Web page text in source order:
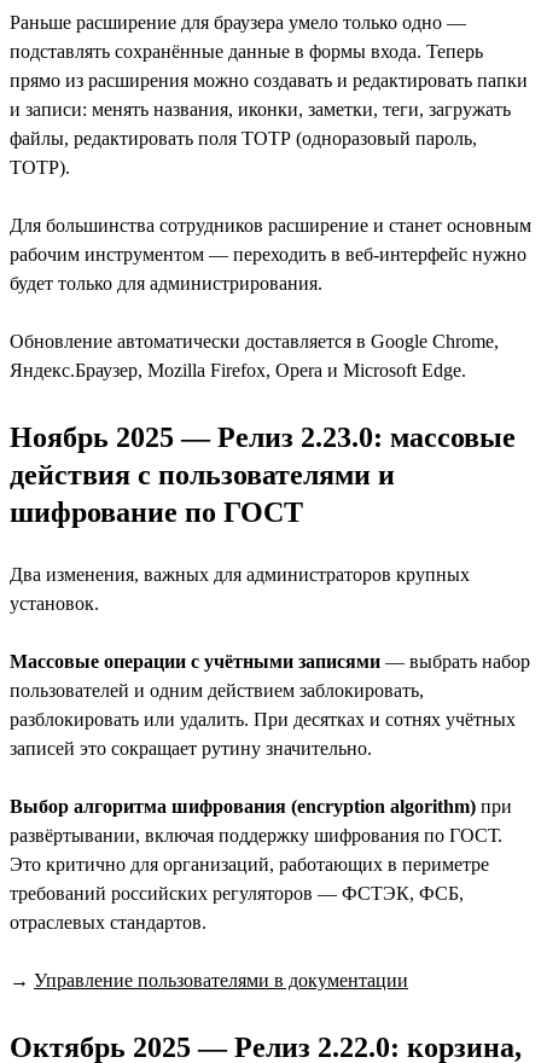
Раньше расширение для браузера умело только одно —
подставлять сохранённые данные в формы входа. Теперь
прямо из расширения можно создавать и редактировать папки
и записи: менять названия, иконки, заметки, теги, загружать
файлы, редактировать поля ТОТР (одноразовый пароль,
TOTP).
Для большинства сотрудников расширение и станет основным
рабочим инструментом — переходить в веб-интерфейс нужно
будет только для администрирования.
Обновление автоматически доставляется в Google Chrome,
Яндекс.Браузер, Mozilla Firefox, Opera и Microsoft Edge.
Ноябрь 2025 — Релиз 2.23.0: массовые
действия с пользователями и
шифрование по ГОСТ
Два изменения, важных для администраторов крупных
установок.
Массовые операции с учётными записями — выбрать набор
пользователей и одним действием заблокировать,
разблокировать или удалить. При десятках и сотнях учётных
записей это сокращает рутину значительно.
Выбор алгоритма шифрования (encryption algorithm) при
развёртывании, включая поддержку шифрования по ГОСТ.
Это критично для организаций, работающих в периметре
требований российских регуляторов — ФСТЭК, ФСБ,
отраслевых стандартов.
→ Управление пользователями в документации
Октябрь 2025 — Релиз 2.22.0: корзина,